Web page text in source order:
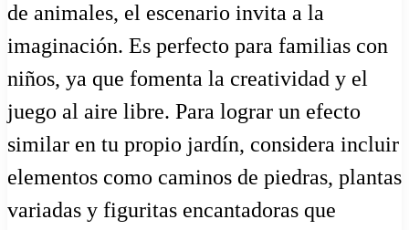
de animales, el escenario invita a la
imaginación. Es perfecto para familias con
niños, ya que fomenta la creatividad y el
juego al aire libre. Para lograr un efecto
similar en tu propio jardín, considera incluir
elementos como caminos de piedras, plantas
variadas y figuritas encantadoras que